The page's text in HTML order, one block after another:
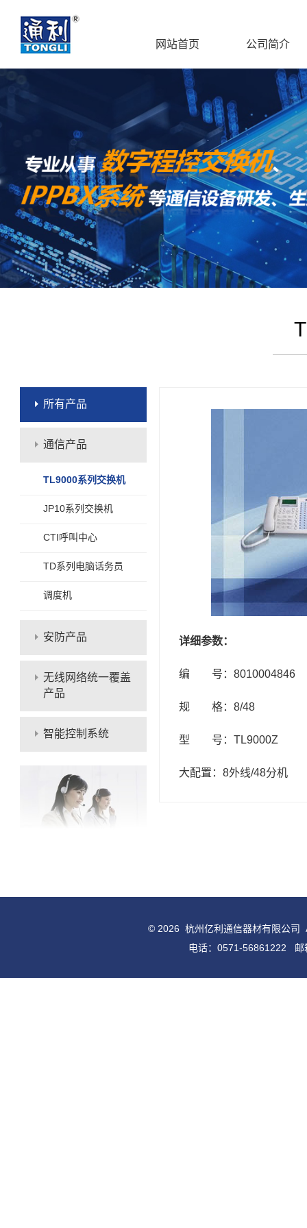
网站首页 公司简介
所有产品
通信产品
TL9000系列交换机
JP10系列交换机
CTI呼叫中心
TD系列电脑话务员
调度机
安防产品
无线网络统一覆盖
产品
智能控制系统
详细参数：
编 号：8010004846
规 格：8/48
型 号：TL9000Z
大配置：8外线/48分机
© 2026 杭州亿利通信器材有限公司
电话：0571-56861222